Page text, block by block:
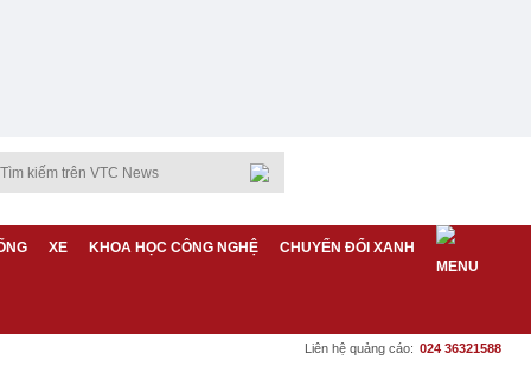
XE KHOA HỌC CÔNG NGHỆ CHUYỂN ĐỔI XANH
Liên hệ quảng cáo: 024 36321588